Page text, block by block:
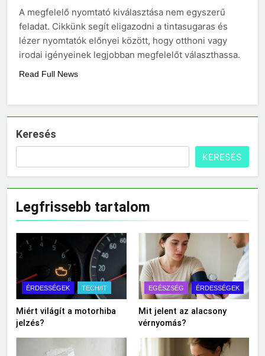
3 Nap Ezelőtt
A megfelelő nyomtató kiválasztása nem egyszerű
feladat. Cikkünk segít eligazodni a tintasugaras és
lézer nyomtatók előnyei között, hogy otthoni vagy
irodai igényeinek legjobban megfelelőt választhassa.
Read Full News
Keresés
KERESÉS
Legfrissebb tartalom
ÉRDESSÉGEK TECH/IT
Miért világít a motorhiba
jelzés?
EGÉSZSÉG ÉRDESSÉGEK
Mit jelent az alacsony
vérnyomás?